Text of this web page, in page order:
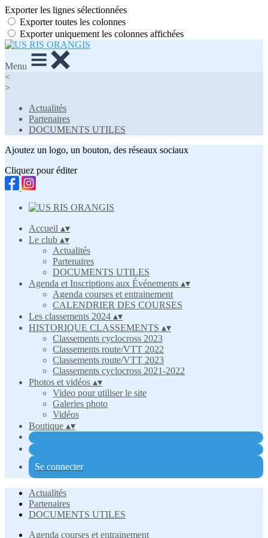
Exporter les lignes sélectionnées
Exporter toutes les colonnes
Exporter uniquement les colonnes affichées
Menu
<
>
Actualités
Partenaires
DOCUMENTS UTILES
Ajoutez un logo, un bouton, des réseaux sociaux
Cliquez pour éditer
Accueil ▴▾
Le club ▴▾
Actualités
Partenaires
DOCUMENTS UTILES
Agenda et Inscriptions aux Événements ▴▾
Agenda courses et entrainement
CALENDRIER DES COURSES
Les classements 2024 ▴▾
HISTORIQUE CLASSEMENTS ▴▾
Classements cyclocross 2023
Classements route/VTT 2022
Classements route/VTT 2023
Classements cyclocross 2021-2022
Photos et vidéos ▴▾
Video pour utiliser le site
Galeries photo
Vidéos
Boutique ▴▾
Se connecter
Actualités
Partenaires
DOCUMENTS UTILES
Agenda courses et entrainement